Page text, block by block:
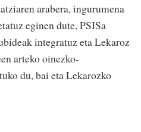
arabera, ingurumena
eginen dute, PSISa
integratuz eta Lekaroz
arteko oinezko-
du, bai eta Lekarozko